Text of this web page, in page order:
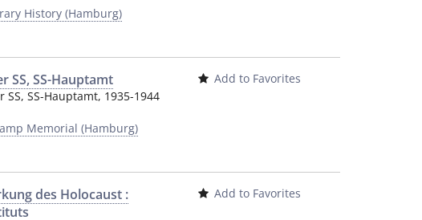
History (Hamburg)
SS, SS-Hauptamt
SS, SS-Hauptamt, 1935-1944
Memorial (Hamburg)
Add to Favorites
des Holocaust :
Add to Favorites